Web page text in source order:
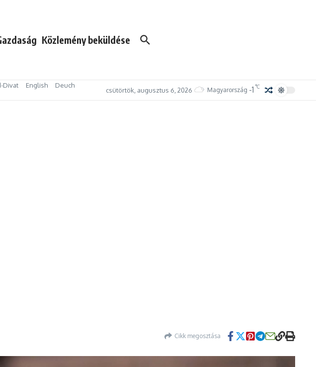
Közlemény beküldése
Divat English
Deuch
csütörtök, augusztus 6, 2026 Magyarország -1 °C
Cikk megosztása